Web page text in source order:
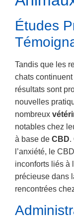
Études
Tandis que les
chats
résultats sont
nouvelles
nombreux
notables chez
à base de CBD.
l’anxiété, le
inconforts liés à
précieuse dans
rencontrées